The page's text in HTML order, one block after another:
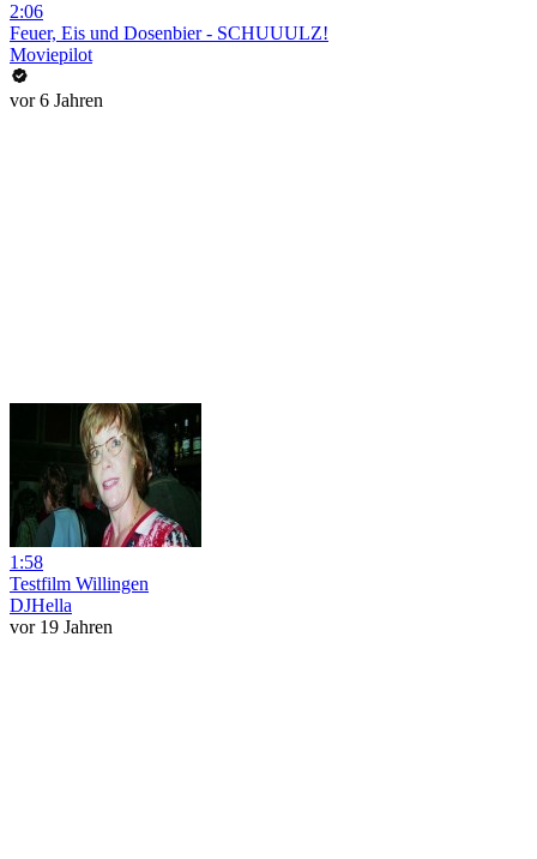
2:06
Feuer, Eis und Dosenbier - SCHUUULZ!
Moviepilot
vor 6 Jahren
1:58
Testfilm Willingen
DJHella
vor 19 Jahren